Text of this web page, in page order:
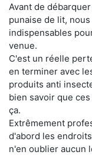
Avant de
punaise de lit,
indispensables
venue.
C'est un réelle
en terminer avec
produits anti
bien savoir que
ça.
Extrêmement
d'abord les
n'en oublier aucun